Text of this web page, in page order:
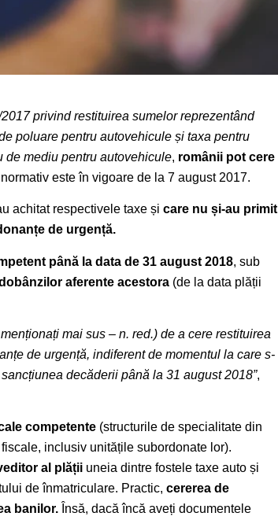
privind restituirea sumelor reprezentând
poluare pentru autovehicule și taxa pentru
de mediu pentru autovehicule, românii pot cere
este în vigoare de la 7 august 2017.
achitat respectivele taxe și care nu și-au primit
de urgență.
până la data de 31 august 2018, sub
aferente acestora (de la data plății
mai sus – n. red.) de a cere restituirea
de urgență, indiferent de momentul la care s-
decăderii până la 31 august 2018”,
competente (structurile de specialitate din
inclusiv unitățile subordonate lor).
al plății uneia dintre fostele taxe auto și
de înmatriculare. Practic, cererea de
banilor. Însă, dacă încă aveți documentele